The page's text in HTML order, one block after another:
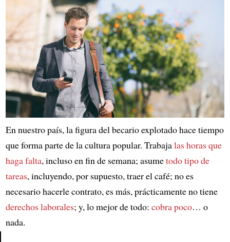
En nuestro país, la figura del becario explotado hace tiempo
que forma parte de la cultura popular. Trabajalas horas que
haga falta, incluso en fin de semana; asumetodo tipo de
tareas, incluyendo, por supuesto, traer el café; no es
necesario hacerle contrato, es más, prácticamente no tiene
derechos laborales; y, lo mejor de todo: cobra poco… o
nada.